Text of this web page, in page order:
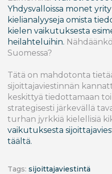
Yhdysvalloissa monet
kielianalyyseja omista
kielen vaikutuksesta
heilahteluihin.
Suomessa?
Tätä on mahdotonta
sijoittajaviestinnän
keskittyä tiedottamaan
strategisesti järkevällä
turhan jyrkkiä kielellisiä
vaikutuksesta
täältä.
Tags: sijoittajaviestintä